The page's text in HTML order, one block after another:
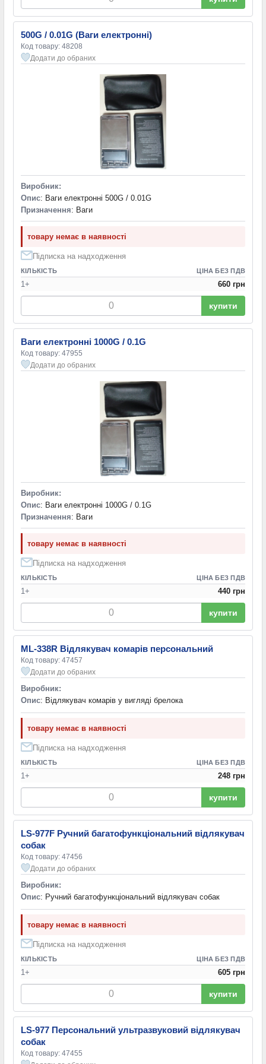
500G / 0.01G (Ваги електронні)
Код товару: 48208
Додати до обраних
Виробник:
Опис: Ваги електронні 500G / 0.01G
Призначення: Ваги
товару немає в наявності
Підписка на надходження
КІЛЬКІСТЬ ЦІНА БЕЗ ПДВ
1+ 660 грн
купити
Ваги електронні 1000G / 0.1G
Код товару: 47955
Додати до обраних
Виробник:
Опис: Ваги електронні 1000G / 0.1G
Призначення: Ваги
товару немає в наявності
Підписка на надходження
КІЛЬКІСТЬ ЦІНА БЕЗ ПДВ
1+ 440 грн
купити
ML-338R Відлякувач комарів персональний
Код товару: 47457
Додати до обраних
Виробник:
Опис: Відлякувач комарів у вигляді брелока
товару немає в наявності
Підписка на надходження
КІЛЬКІСТЬ ЦІНА БЕЗ ПДВ
1+ 248 грн
купити
LS-977F Ручний багатофункціональний відлякувач
собак
Код товару: 47456
Додати до обраних
Виробник:
Опис: Ручний багатофункціональний відлякувач собак
товару немає в наявності
Підписка на надходження
КІЛЬКІСТЬ ЦІНА БЕЗ ПДВ
1+ 605 грн
купити
LS-977 Персональний ультразвуковий відлякувач
собак
Код товару: 47455